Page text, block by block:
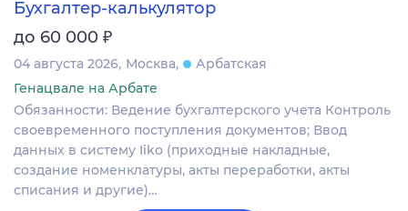
Бухгалтер-калькулятор
до 60 000 ₽
04 августа 2026 Москва
Арбатская
Генацвале на Арбате
Обязанности: Ведение бухгалтерского учета Контроль
своевременного поступления документов; Ввод
данных в систему Iiko (приходные накладные,
создание номенклатуры, акты переработки, акты
списания и другие)…